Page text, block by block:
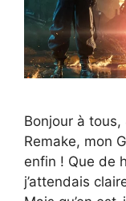
Bonjour à tous,
Remake, mon
enfin ! Que de
j’attendais